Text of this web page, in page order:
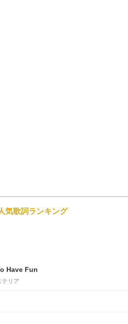
気歌詞ランキング
Have Fun
テリア